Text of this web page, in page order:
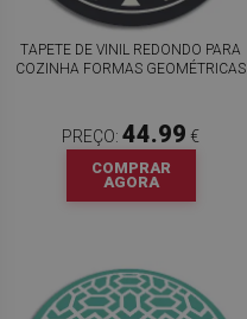
TAPETE DE VINIL REDONDO PARA
COZINHA FORMAS GEOMÉTRICAS
PREÇO: 44.99 €
COMPRAR
AGORA